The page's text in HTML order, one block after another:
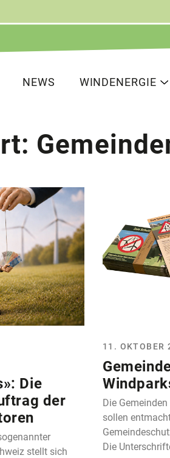
Service Navigation
NEWS WINDENERGIE
Die
der
stellt sich
11. OKTOBER
Die
sollen
Die